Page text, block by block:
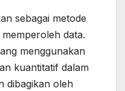
sebagai metode
data.
menggunakan
kuantitatif dalam
dibagikan oleh